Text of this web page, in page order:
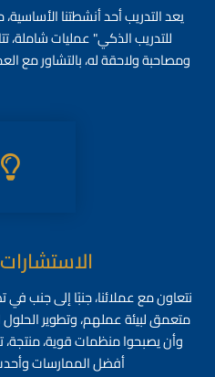
يعد التدريب أحد أنشطتنا
للتدريب الذكي" عمليات شاملة،
ومصاحبة ولاحقة له، بالتشاور مع
نتعاون مع عملائنا، جنبًا إلى جنب
متعمق لبيئة عملهم، وتطوير
وأن يصبحوا منظمات قوية،
أفضل الممارسات